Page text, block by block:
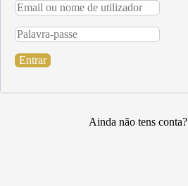
Entrar
Ainda não tens conta?